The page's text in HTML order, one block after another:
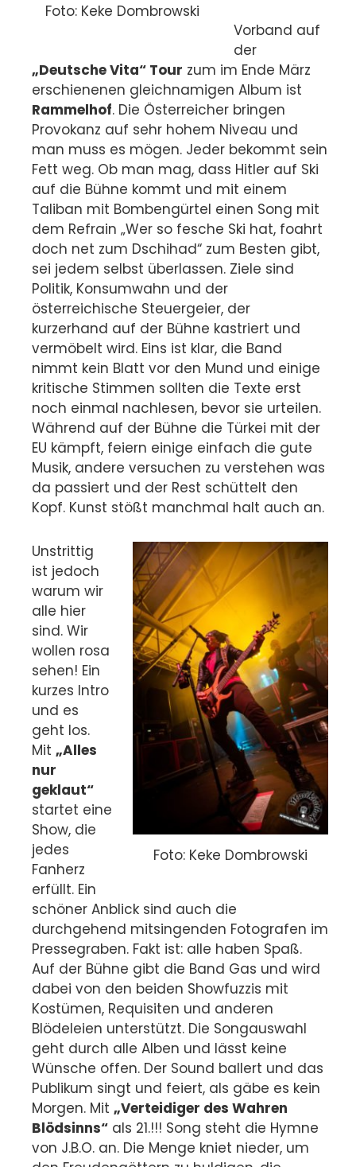
Foto: Keke Dombrowski
Vorband auf
der
„Deutsche Vita“ Tour zum im Ende März
erschienenen gleichnamigen Album ist
Rammelhof. Die Österreicher bringen
Provokanz auf sehr hohem Niveau und
man muss es mögen. Jeder bekommt sein
Fett weg. Ob man mag, dass Hitler auf Ski
auf die Bühne kommt und mit einem
Taliban mit Bombengürtel einen Song mit
dem Refrain „Wer so fesche Ski hat, foahrt
doch net zum Dschihad“ zum Besten gibt,
sei jedem selbst überlassen. Ziele sind
Politik, Konsumwahn und der
österreichische Steuergeier, der
kurzerhand auf der Bühne kastriert und
vermöbelt wird. Eins ist klar, die Band
nimmt kein Blatt vor den Mund und einige
kritische Stimmen sollten die Texte erst
noch einmal nachlesen, bevor sie urteilen.
Während auf der Bühne die Türkei mit der
EU kämpft, feiern einige einfach die gute
Musik, andere versuchen zu verstehen was
da passiert und der Rest schüttelt den
Kopf. Kunst stößt manchmal halt auch an.
Foto: Keke Dombrowski
Unstrittig
ist jedoch
warum wir
alle hier
sind. Wir
wollen rosa
sehen! Ein
kurzes Intro
und es
geht los.
Mit „Alles
nur
geklaut“
startet eine
Show, die
jedes
Fanherz
erfüllt. Ein
schöner Anblick sind auch die
durchgehend mitsingenden Fotografen im
Pressegraben. Fakt ist: alle haben Spaß.
Auf der Bühne gibt die Band Gas und wird
dabei von den beiden Showfuzzis mit
Kostümen, Requisiten und anderen
Blödeleien unterstützt. Die Songauswahl
geht durch alle Alben und lässt keine
Wünsche offen. Der Sound ballert und das
Publikum singt und feiert, als gäbe es kein
Morgen. Mit „Verteidiger des Wahren
Blödsinns“ als 21.!!! Song steht die Hymne
von J.B.O. an. Die Menge kniet nieder, um